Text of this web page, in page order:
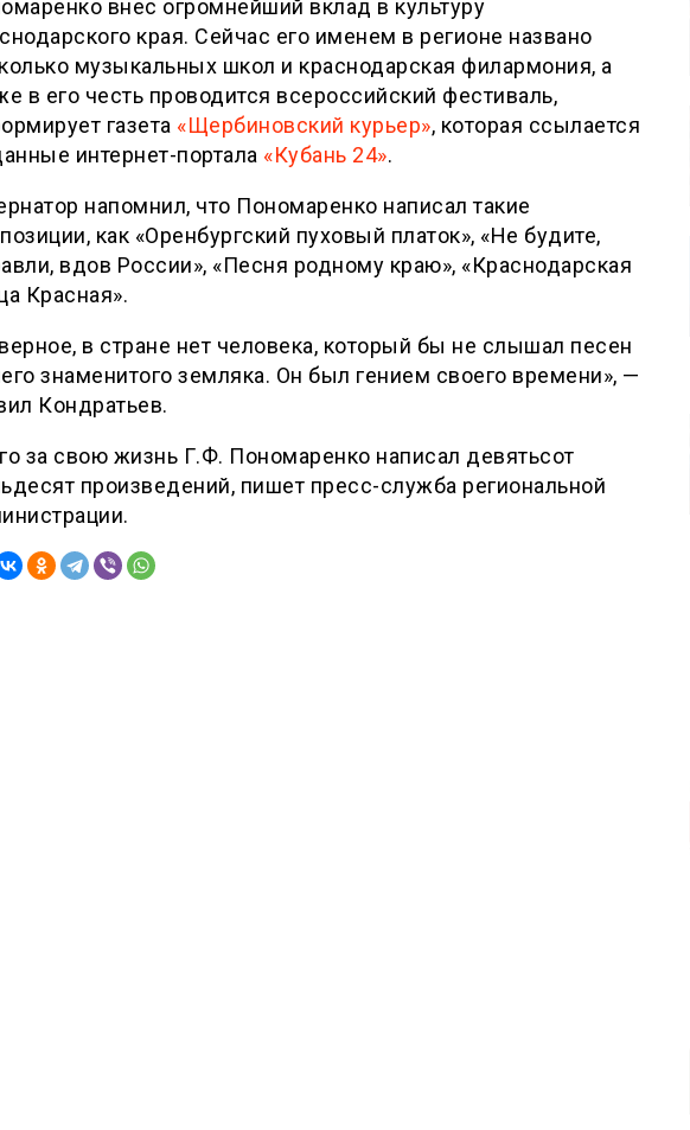
внес огромнейший вклад в культуру
края. Сейчас его именем в регионе названо
музыкальных школ и краснодарская филармония, а
в его честь проводится всероссийский фестиваль,
газета «Щербиновский курьер», которая ссылается
интернет-портала «Кубань 24».
напомнил, что Пономаренко написал такие
как «Оренбургский пуховый платок», «Не будите,
вдов России», «Песня родному краю», «Краснодарская
Красная».
в стране нет человека, который бы не слышал песен
знаменитого земляка. Он был гением своего времени», —
Кондратьев.
за свою жизнь Г.Ф. Пономаренко написал девятьсот
произведений, пишет пресс-служба региональной